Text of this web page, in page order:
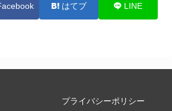
はてブ LINE
プライバシーポリシー